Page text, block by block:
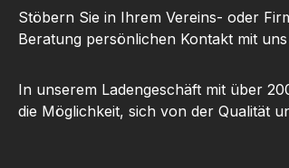
Stöbern Sie in Ihrem Vereins- oder
Beratung persönlichen Kontakt mit
In unserem Ladengeschäft mit über
die Möglichkeit, sich von der Qualität